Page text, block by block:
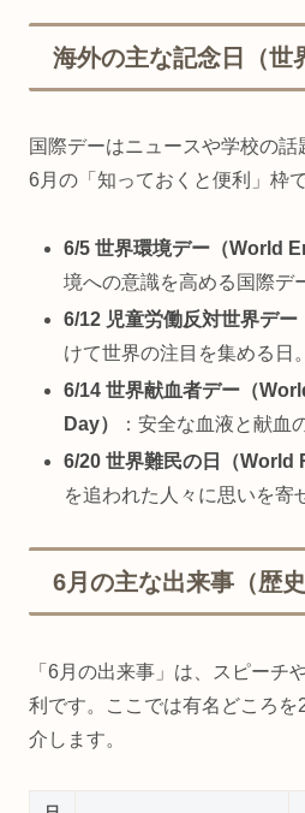
海外の主な記念日（世
国際デーはニュースや学校の話
6月の「知っておくと便利」枠で
6/5 世界環境デー（World
境への意識を高める国際デ
6/12 児童労働反対世界デー
けて世界の注目を集める日。
6/14 世界献血者デー（
Day）
：安全な血液と献血
6/20 世界難民の日（World
を追われた人々に思いを寄
6月の主な出来事（歴
「6月の出来事」は、スピーチ
利です。ここでは有名どころ
介します。